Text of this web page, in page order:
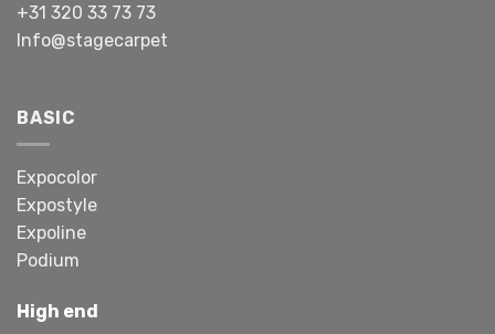
+31 320 33 73 73
Info@stagecarpet
BASIC
Expocolor
Expostyle
Expoline
Podium
High end